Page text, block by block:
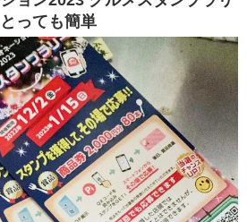
っても簡単